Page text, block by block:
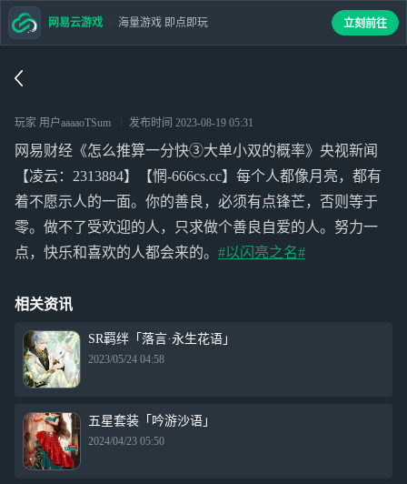
玩家 用户aaaaoTSum 发布时间 2023-08-19 05:31
网易财经《怎么推算一分快③大单小双的概率》央视新闻
【凌云：2313884】【惘-666cs.cc】每个人都像月亮，都有
着不愿示人的一面。你的善良，必须有点锋芒，否则等于
零。做不了受欢迎的人，只求做个善良自爱的人。努力一
点，快乐和喜欢的人都会来的。 #以闪亮之名#
相关资讯
SR羁绊「落言·永生花语」
2023/05/24 04:58
五星套装「吟游沙语」
2024/04/23 05:50
网易云游戏 海量游戏 即点即玩 立刻前往